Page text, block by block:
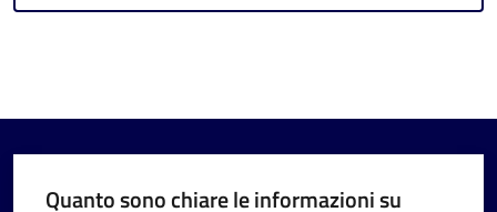
I
Quanto sono chiare le informazioni su